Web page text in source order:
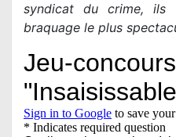
syndicat du crime, ils
braquage le plus